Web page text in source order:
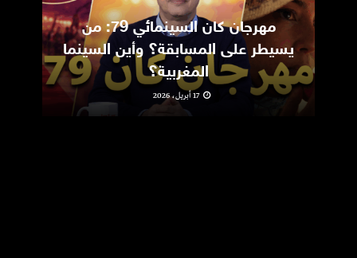
مهرجان كان السينمائي 79: من
يسيطر على المسابقة؟ وأين السينما
المغربية؟
17 أبريل، 2026